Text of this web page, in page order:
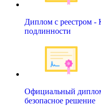
Диплом с реестром -
подлинности
Официальный
безопасное решение